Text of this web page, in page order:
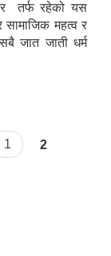
तर्फ रहेको यस
सामाजिक महत्व र
जात जाती धर्म
1 2